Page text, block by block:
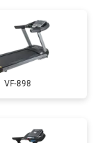
VF-898